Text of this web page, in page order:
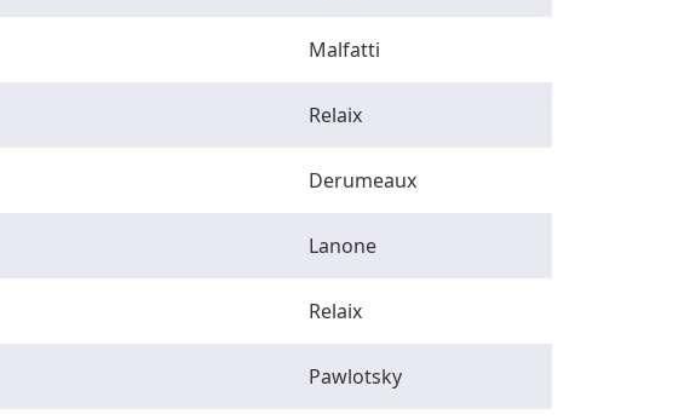
Malfatti
Relaix
Derumeaux
Lanone
Relaix
Pawlotsky